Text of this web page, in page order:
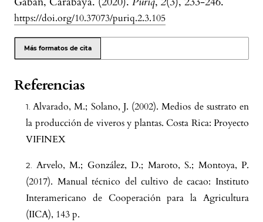
https://doi.org/10.37073/puriq.2.3.105
Más formatos de cita
Referencias
Alvarado, M.; Solano, J. (2002). Medios de sustrato en
la producción de viveros y plantas. Costa Rica: Proyecto
VIFINEX
Arvelo, M.; González, D.; Maroto, S.; Montoya, P.
(2017). Manual técnico del cultivo de cacao: Instituto
Interamericano de Cooperación para la Agricultura
(IICA), 143 p.